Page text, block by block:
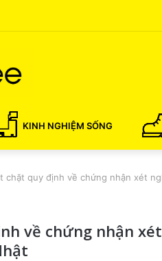
KINH NGHIỆM SỐNG
chặt quy định về chứng nhận xét
về chứng nhận